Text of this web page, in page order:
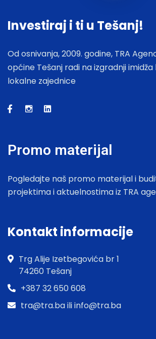
Investiraj i ti u Tešanj!
Od osnivanja, 2009. godine, TRA
općine Tešanj radi na izgradnji
lokalne zajednice
Promo materijal
Pogledajte naš promo materijal i
projektima i aktuelnostima iz TRA
Kontakt informacije
Trg Alije Izetbegovića br 1
74260 Tešanj
+387 32 650 608
tra@tra.ba ili info@tra.ba